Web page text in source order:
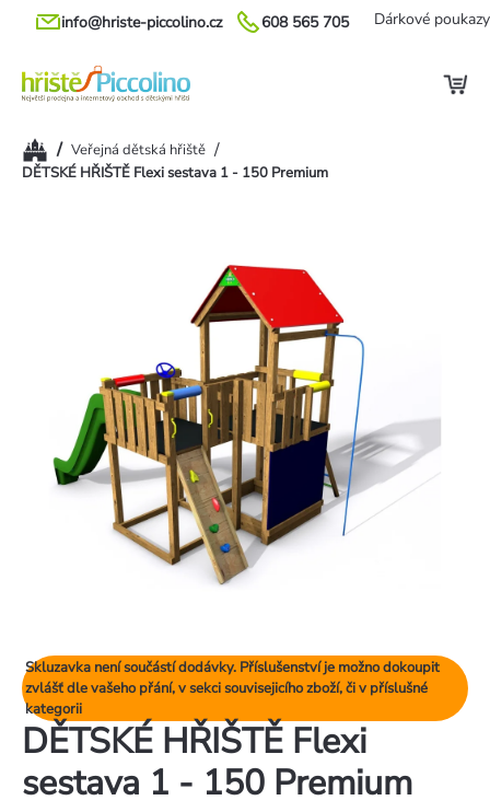
Přejít
608 565 705
info@hriste-piccolino.cz Dárkové poukazy
Domů/ Veřejná dětská hřiště /
DĚTSKÉ HŘIŠTĚ Flexi sestava 1 - 150 Premium
Skluzavka není součástí dodávky. Příslušenství je možno dokoupit
zvlášť dle vašeho přání, v sekci souvisejicího zboží, či v příslušné
kategorii
DĚTSKÉ HŘIŠTĚ Flexi
sestava 1 - 150 Premium